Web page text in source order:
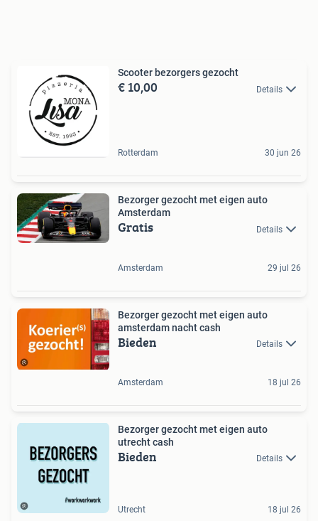
Scooter bezorgers gezocht
€ 10,00 Details
Rotterdam 30 jun 26
Bezorger gezocht met eigen auto
Amsterdam
Gratis Details
Amsterdam 29 jul 26
Bezorger gezocht met eigen auto
amsterdam nacht cash
Bieden Details
Amsterdam 18 jul 26
Bezorger gezocht met eigen auto
utrecht cash
Bieden Details
Utrecht 18 jul 26